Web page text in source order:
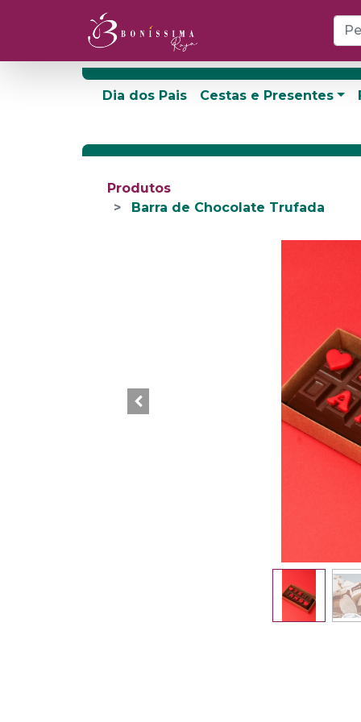
Dia dos Pais Cestas e Presentes
Produtos
Barra de Chocolate Trufada